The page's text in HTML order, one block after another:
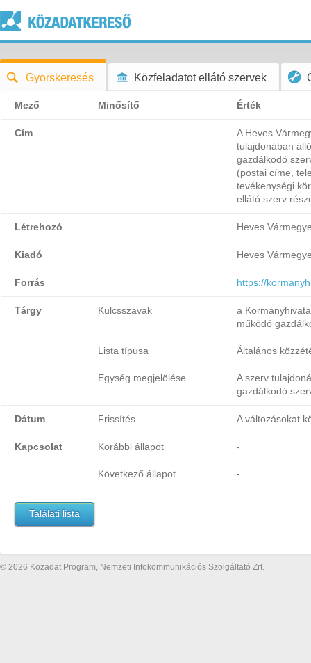
Gyorskeresés Közfeladatot ellátó szervek
Mező Minősítő Érték
Cím
A Heves
tulajdonában
gazdálkodó
(postai címe,
tevékenységi
ellátó szerv
Létrehozó Heves
Kiadó Heves
Forrás https://
Tárgy Kulcsszavak
a
működő
Lista típusa Általános
Egység megjelölése
A szerv
gazdálkodó
Dátum Frissítés A változásokat
Kapcsolat Korábbi állapot -
Következő állapot -
Találati lista
© 2026 Közadat Program, Nemzeti Infokommunikációs Szolgáltató Zrt.